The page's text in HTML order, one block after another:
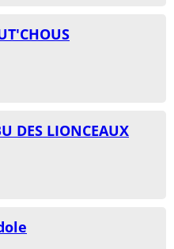
DES LIONCEAUX